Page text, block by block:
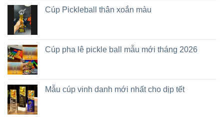
Cúp Pickleball thân xoắn màu
Cúp pha lê pickle ball mẫu mới tháng 2026
Mẫu cúp vinh danh mới nhất cho dịp tết